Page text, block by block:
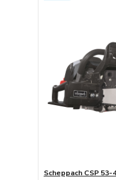
Scheppach CSP 53-